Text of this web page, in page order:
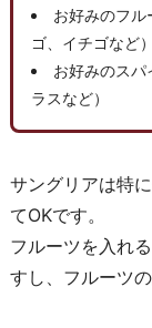
お好みのフ
ゴ、イチゴなど）
お好みのス
ラスなど）
サングリアは特
てOKです。
フルーツを入れ
すし、フルーツ